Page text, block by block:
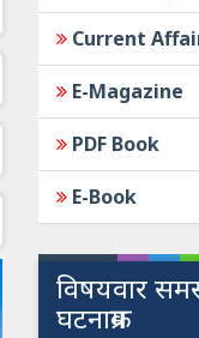
Current
E-Magazine
PDF Book
E-Book
विषयवार
घटनाक्रम